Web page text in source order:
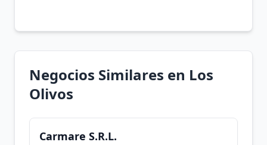
Negocios Similares en Los
Olivos
Carmare S.R.L.